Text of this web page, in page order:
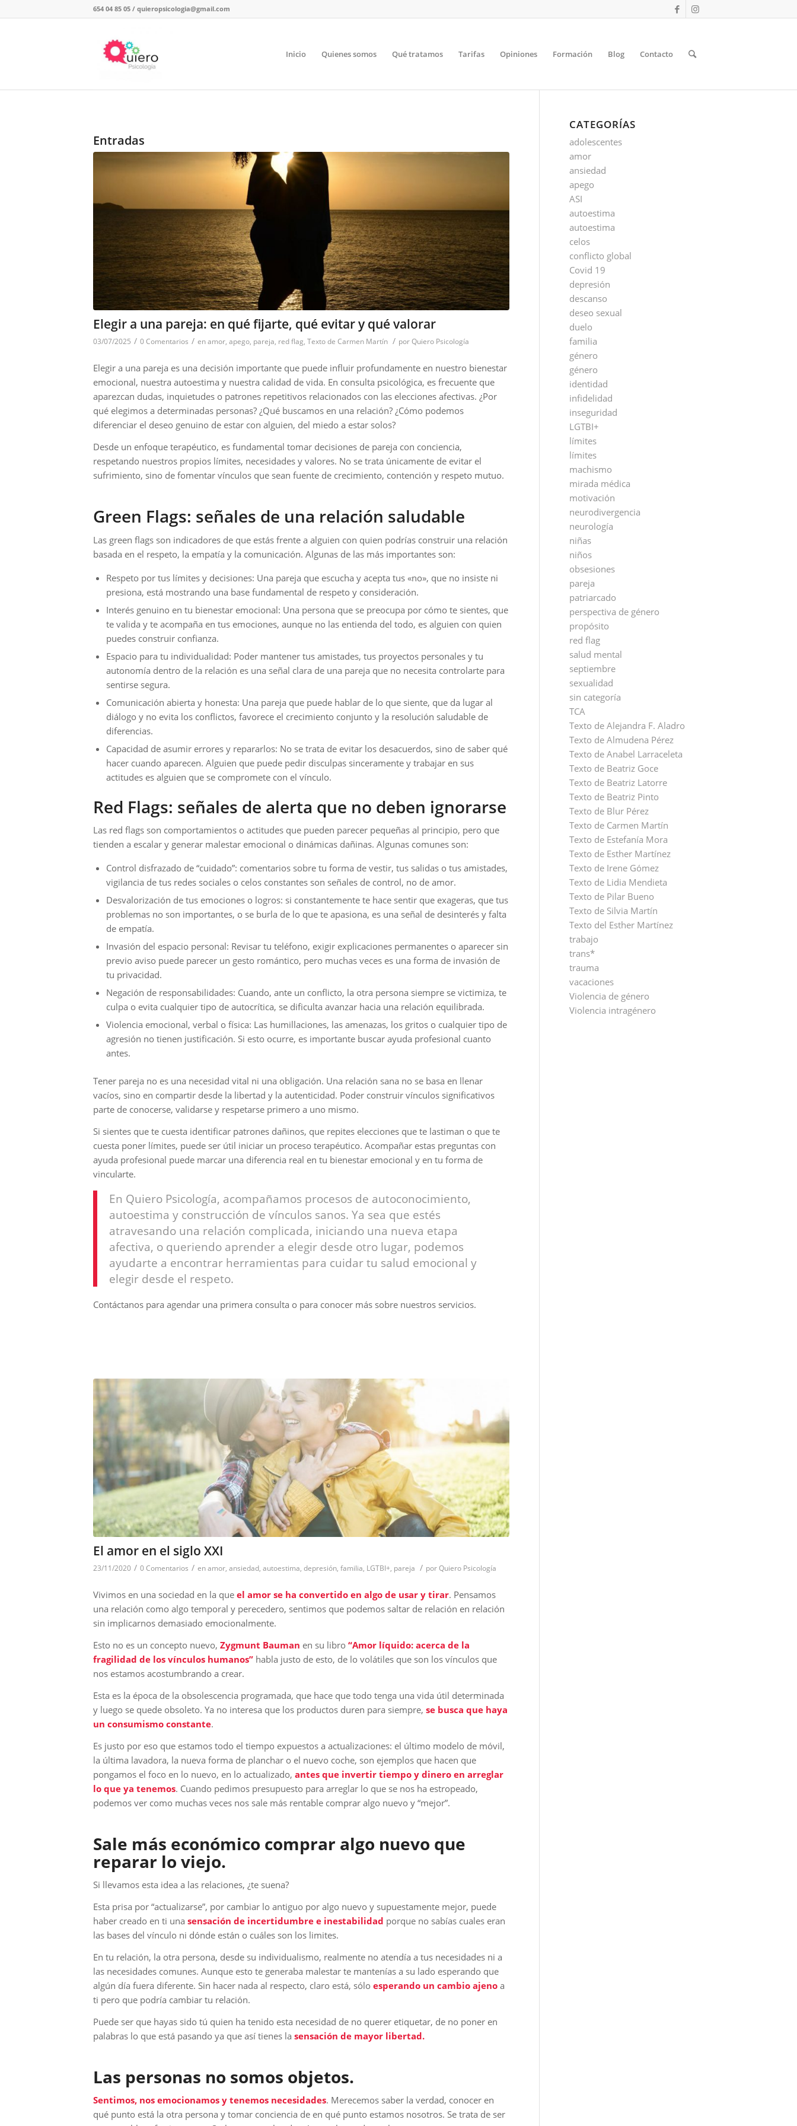
654 04 85 05 / quieropsicologia@gmail.com
Inicio Quienes somos Qué tratamos Tarifas Opiniones Formación Blog Contacto
Entradas
Elegir a una pareja: en qué fijarte, qué evitar y qué valorar
03/07/2025 / 0 Comentarios / enamor, apego, pareja, red flag, Texto de Carmen Martín / porQuiero Psicología
Elegir a una pareja es una decisión importante que puede influir profundamente en nuestro bienestar
emocional, nuestra autoestima y nuestra calidad de vida. En consulta psicológica, es frecuente que
aparezcan dudas, inquietudes o patrones repetitivos relacionados con las elecciones afectivas. ¿Por
qué elegimos a determinadas personas? ¿Qué buscamos en una relación? ¿Cómo podemos
diferenciar el deseo genuino de estar con alguien, del miedo a estar solos?
Desde un enfoque terapéutico, es fundamental tomar decisiones de pareja con conciencia,
respetando nuestros propios límites, necesidades y valores. No se trata únicamente de evitar el
sufrimiento, sino de fomentar vínculos que sean fuente de crecimiento, contención y respeto mutuo.
Green Flags: señales de una relación saludable
Las green flags son indicadores de que estás frente a alguien con quien podrías construir una relación
basada en el respeto, la empatía y la comunicación. Algunas de las más importantes son:
Respeto por tus límites y decisiones: Una pareja que escucha y acepta tus «no», que no insiste ni
presiona, está mostrando una base fundamental de respeto y consideración.
Interés genuino en tu bienestar emocional: Una persona que se preocupa por cómo te sientes, que
te valida y te acompaña en tus emociones, aunque no las entienda del todo, es alguien con quien
puedes construir confianza.
Espacio para tu individualidad: Poder mantener tus amistades, tus proyectos personales y tu
autonomía dentro de la relación es una señal clara de una pareja que no necesita controlarte para
sentirse segura.
Comunicación abierta y honesta: Una pareja que puede hablar de lo que siente, que da lugar al
diálogo y no evita los conflictos, favorece el crecimiento conjunto y la resolución saludable de
diferencias.
Capacidad de asumir errores y repararlos: No se trata de evitar los desacuerdos, sino de saber qué
hacer cuando aparecen. Alguien que puede pedir disculpas sinceramente y trabajar en sus
actitudes es alguien que se compromete con el vínculo.
Red Flags: señales de alerta que no deben ignorarse
Las red flags son comportamientos o actitudes que pueden parecer pequeñas al principio, pero que
tienden a escalar y generar malestar emocional o dinámicas dañinas. Algunas comunes son:
Control disfrazado de “cuidado”: comentarios sobre tu forma de vestir, tus salidas o tus amistades,
vigilancia de tus redes sociales o celos constantes son señales de control, no de amor.
Desvalorización de tus emociones o logros: si constantemente te hace sentir que exageras, que tus
problemas no son importantes, o se burla de lo que te apasiona, es una señal de desinterés y falta
de empatía.
Invasión del espacio personal: Revisar tu teléfono, exigir explicaciones permanentes o aparecer sin
previo aviso puede parecer un gesto romántico, pero muchas veces es una forma de invasión de
tu privacidad.
Negación de responsabilidades: Cuando, ante un conflicto, la otra persona siempre se victimiza, te
culpa o evita cualquier tipo de autocrítica, se dificulta avanzar hacia una relación equilibrada.
Violencia emocional, verbal o física: Las humillaciones, las amenazas, los gritos o cualquier tipo de
agresión no tienen justificación. Si esto ocurre, es importante buscar ayuda profesional cuanto
antes.
Tener pareja no es una necesidad vital ni una obligación. Una relación sana no se basa en llenar
vacíos, sino en compartir desde la libertad y la autenticidad. Poder construir vínculos significativos
parte de conocerse, validarse y respetarse primero a uno mismo.
Si sientes que te cuesta identificar patrones dañinos, que repites elecciones que te lastiman o que te
cuesta poner límites, puede ser útil iniciar un proceso terapéutico. Acompañar estas preguntas con
ayuda profesional puede marcar una diferencia real en tu bienestar emocional y en tu forma de
vincularte.
En Quiero Psicología, acompañamos procesos de autoconocimiento,
autoestima y construcción de vínculos sanos. Ya sea que estés
atravesando una relación complicada, iniciando una nueva etapa
afectiva, o queriendo aprender a elegir desde otro lugar, podemos
ayudarte a encontrar herramientas para cuidar tu salud emocional y
elegir desde el respeto.
Contáctanos para agendar una primera consulta o para conocer más sobre nuestros servicios.
El amor en el siglo XXI
23/11/2020 / 0 Comentarios / enamor, ansiedad, autoestima, depresión, familia, LGTBI+, pareja / porQuiero Psicología
Vivimos en una sociedad en la que el amor se ha convertido en algo de usar y tirar. Pensamos
una relación como algo temporal y perecedero, sentimos que podemos saltar de relación en relación
sin implicarnos demasiado emocionalmente.
Esto no es un concepto nuevo, Zygmunt Bauman en su libro “Amor líquido: acerca de la
fragilidad de los vínculos humanos” habla justo de esto, de lo volátiles que son los vínculos que
nos estamos acostumbrando a crear.
Esta es la época de la obsolescencia programada, que hace que todo tenga una vida útil determinada
y luego se quede obsoleto. Ya no interesa que los productos duren para siempre, se busca que haya
un consumismo constante.
Es justo por eso que estamos todo el tiempo expuestos a actualizaciones: el último modelo de móvil,
la última lavadora, la nueva forma de planchar o el nuevo coche, son ejemplos que hacen que
pongamos el foco en lo nuevo, en lo actualizado, antes que invertir tiempo y dinero en arreglar
lo que ya tenemos. Cuando pedimos presupuesto para arreglar lo que se nos ha estropeado,
podemos ver como muchas veces nos sale más rentable comprar algo nuevo y “mejor”.
Sale más económico comprar algo nuevo que
reparar lo viejo.
Si llevamos esta idea a las relaciones, ¿te suena?
Esta prisa por “actualizarse”, por cambiar lo antiguo por algo nuevo y supuestamente mejor, puede
haber creado en ti una sensación de incertidumbre e inestabilidad porque no sabías cuales eran
las bases del vínculo ni dónde están o cuáles son los limites.
En tu relación, la otra persona, desde su individualismo, realmente no atendía a tus necesidades ni a
las necesidades comunes. Aunque esto te generaba malestar te mantenías a su lado esperando que
algún día fuera diferente. Sin hacer nada al respecto, claro está, sólo esperando un cambio ajeno a
ti pero que podría cambiar tu relación.
Puede ser que hayas sido tú quien ha tenido esta necesidad de no querer etiquetar, de no poner en
palabras lo que está pasando ya que así tienes la sensación de mayor libertad.
Las personas no somos objetos.
Sentimos, nos emocionamos y tenemos necesidades. Merecemos saber la verdad, conocer en
qué punto está la otra persona y tomar conciencia de en qué punto estamos nosotros. Se trata de ser
CATEGORÍAS
adolescentes
amor
ansiedad
apego
ASI
autoestima
autoestima
celos
conflicto global
Covid 19
depresión
descanso
deseo sexual
duelo
familia
género
género
identidad
infidelidad
inseguridad
LGTBI+
límites
límites
machismo
mirada médica
motivación
neurodivergencia
neurología
niñas
niños
obsesiones
pareja
patriarcado
perspectiva de género
propósito
red flag
salud mental
septiembre
sexualidad
sin categoría
TCA
Texto de Alejandra F. Aladro
Texto de Almudena Pérez
Texto de Anabel Larraceleta
Texto de Beatriz Goce
Texto de Beatriz Latorre
Texto de Beatriz Pinto
Texto de Blur Pérez
Texto de Carmen Martín
Texto de Estefanía Mora
Texto de Esther Martínez
Texto de Irene Gómez
Texto de Lidia Mendieta
Texto de Pilar Bueno
Texto de Silvia Martín
Texto del Esther Martínez
trabajo
trans*
trauma
vacaciones
Violencia de género
Violencia intragénero